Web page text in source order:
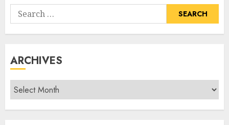
Search
for:
ARCHIVES
Archives